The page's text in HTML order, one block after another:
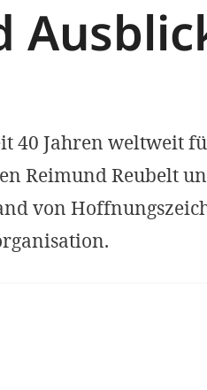
40 Jahren weltweit
Reimund Reubelt
von